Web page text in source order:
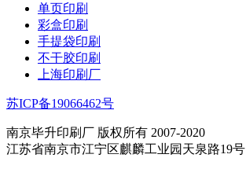
单页印刷
彩盒印刷
手提袋印刷
不干胶印刷
上海印刷厂
苏ICP备19066462号
南京毕升印刷厂 版权所有 2007-2020
江苏省南京市江宁区麒麟工业园天泉路19号